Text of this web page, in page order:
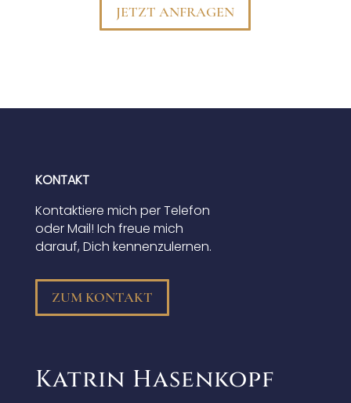
JETZT ANFRAGEN
KONTAKT
Kontaktiere mich per Telefon
oder Mail! Ich freue mich
darauf, Dich kennenzulernen.
ZUM KONTAKT
Katrin Hasenkopf